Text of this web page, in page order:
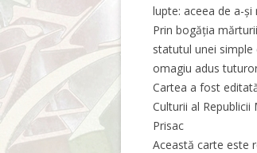
lupte: aceea de a-
Prin bogăția
statutul unei
omagiu adus
Cartea a fost
Culturii al
Prisac
Această carte este